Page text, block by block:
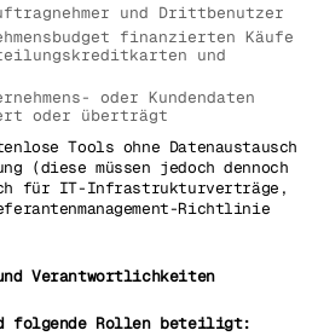
und Drittbenutzer
finanzierten Käufe
und
oder Kundendaten
oder überträgt
Tools ohne Datenaustausch
(diese müssen jedoch dennoch
für IT-Infrastrukturverträge,
Richtlinie
Verantwortlichkeiten
folgende Rollen beteiligt: